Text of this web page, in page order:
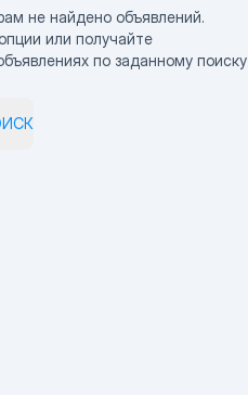
не найдено объявлений.
или получайте
по заданному поиску